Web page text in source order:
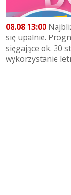
08.08 13:00
się upalnie.
sięgające ok. 30
wykorzystanie